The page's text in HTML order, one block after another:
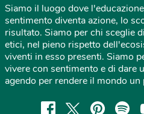
Siamo il luogo dove
sentimento diventa azione, lo
risultato. Siamo per chi sceglie
etici, nel pieno rispetto
viventi in esso presenti. Siamo
vivere con sentimento e di dare
agendo per rendere il mondo